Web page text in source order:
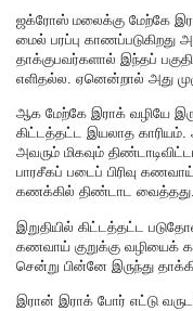
ஜக்ரோஸ் மலைக்கு மேற்கே
மைல் பரப்பு காணப்படுகிறது
தாக்குபவர்களால் இந்தப்
எளிதல்ல. ஏனென்றால் அது
ஆக மேற்கே இராக் வழியே
கிட்டத்தட்ட இயலாத
அவரும் மிகவும்
பாரசீகப் படைப் பிரிவு
கணக்கில் திண்டாட வைத்தது.
இறுதியில் கிட்டத்தட்ட
கணவாய் குறுக்கு வழியைக்
சென்று பின்னே இருந்து
இரான் இராக் போர் எட்டு